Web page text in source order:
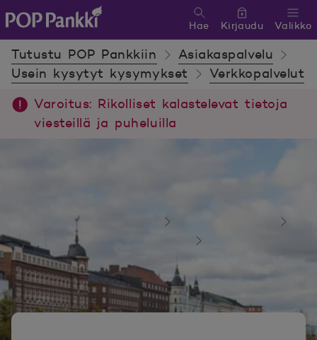
POP Pankki, etusivulle
Valikko
Hae Kirjaudu
Tutustu POP Pankkiin
Asiakaspalvelu
Usein kysytyt kysymykset
Verkkopalvelut
Varoitus: Rikolliset kalastelevat tietoja
viesteillä ja puheluilla
Tutustu POP Pankkiin
Usein kysytyt kysymykset